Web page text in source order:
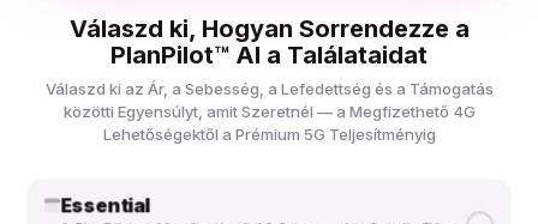
Válaszd ki, Hogyan Sorrendezze a
PlanPilot™ AI a Találataidat
Válaszd ki az Ár, a Sebesség, a Lefedettség és a Támogatás
közötti Egyensúlyt, amit Szeretnél — a Megfizethető 4G
Lehetőségektől a Prémium 5G Teljesítményig
Essential